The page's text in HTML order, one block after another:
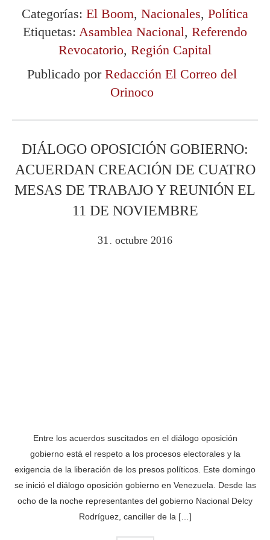
Categorías: El Boom, Nacionales, Política
Etiquetas: Asamblea Nacional, Referendo
Revocatorio, Región Capital
Publicado por Redacción El Correo del
Orinoco
DIÁLOGO OPOSICIÓN GOBIERNO:
ACUERDAN CREACIÓN DE CUATRO
MESAS DE TRABAJO Y REUNIÓN EL
11 DE NOVIEMBRE
31 octubre 2016
Entre los acuerdos suscitados en el diálogo oposición
gobierno está el respeto a los procesos electorales y la
exigencia de la liberación de los presos políticos. Este domingo
se inició el diálogo oposición gobierno en Venezuela. Desde las
ocho de la noche representantes del gobierno Nacional Delcy
Rodríguez, canciller de la […]